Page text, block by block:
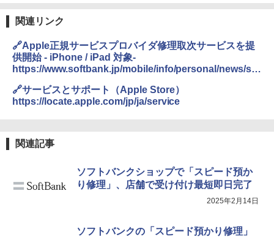
関連リンク
🔗Apple正規サービスプロバイダ修理取次サービスを提
供開始 - iPhone / iPad 対象-
https://www.softbank.jp/mobile/info/personal/news/ser
🔗サービスとサポート（Apple Store）
https://locate.apple.com/jp/ja/service
関連記事
ソフトバンクショップで「スピード預か
り修理」、店舗で受け付け最短即日完了
2025年2月14日
ソフトバンクの「スピード預かり修理」